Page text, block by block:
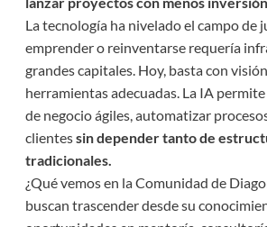
La tecnología ha nivelado el campo de
emprender o reinventarse requería
grandes capitales. Hoy, basta con
herramientas adecuadas. La IA
de negocio ágiles, automatizar
clientessin depender tanto de
tradicionales.
¿Qué vemos en la Comunidad de
buscan trascender desde su